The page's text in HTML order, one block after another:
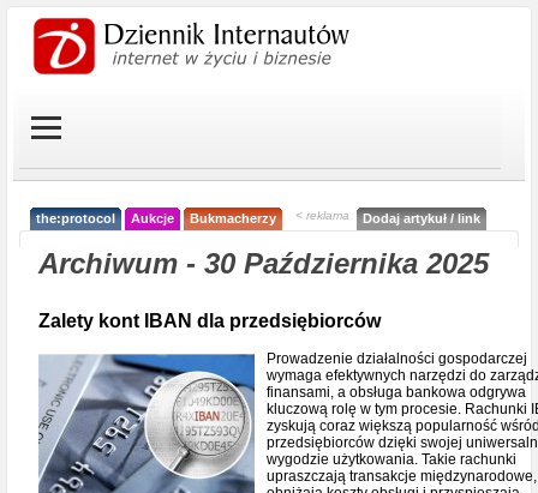
the:protocol Aukcje Bukmacherzy < reklama Dodaj artykuł / link
Archiwum - 30 Października 2025
Zalety kont IBAN dla przedsiębiorców
Prowadzenie działalności gospodarczej
wymaga efektywnych narzędzi do
finansami, a obsługa bankowa odgrywa
kluczową rolę w tym procesie. Rachunki
zyskują coraz większą popularność
przedsiębiorców dzięki swojej
wygodzie użytkowania. Takie rachunki
upraszczają transakcje międzynarodowe,